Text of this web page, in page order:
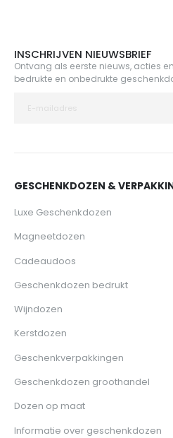
INSCHRIJVEN NIEUWSBRIEF
Ontvang als eerste nieuws, acties
bedrukte en onbedrukte
GESCHENKDOZEN &
Luxe Geschenkdozen
Magneetdozen
Cadeaudoos
Geschenkdozen bedrukt
Wijndozen
Kerstdozen
Geschenkverpakkingen
Geschenkdozen groothandel
Dozen op maat
Informatie over geschenkdozen